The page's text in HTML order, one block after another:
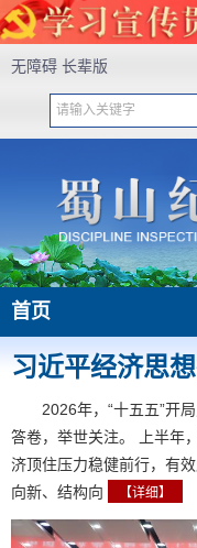
无障碍 长辈版
首页
2026年，“十五五”开
答卷，举世关注。 上半年
济顶住压力稳健前行，有
向新、结构向
【详细】